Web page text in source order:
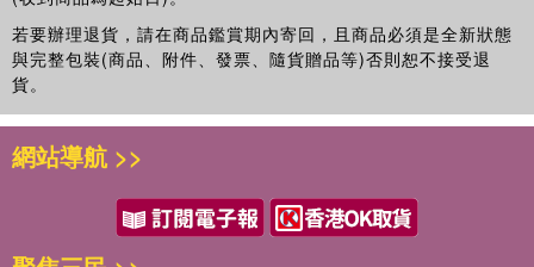
3.2矩陣運算
3.3線性方程組
3.4高斯消去法
3.5高斯?約旦消去法
3.6解的數量
3.8特征值問題
若要辦理退貨，請在商品鑑賞期內寄回，且商品必須是全新狀態
與完整包裝(商品、附件、發票、隨貨贈品等)否則恕不接受退
貨。
網站導航 >>